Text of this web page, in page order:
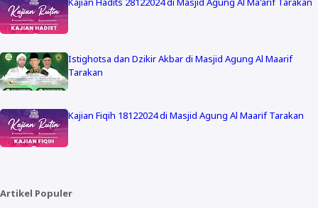
Istighotsa dan Dzikir Akbar di Masjid Agung Al Maarif
Tarakan
Kajian Fiqih 18122024 di Masjid Agung Al Maarif Tarakan
Artikel Populer